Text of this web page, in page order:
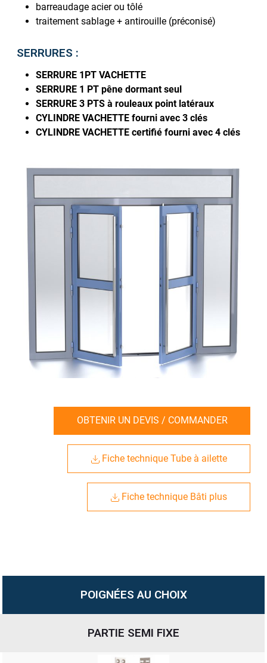
barreaudage acier ou tôlé
traitement sablage + antirouille (préconisé)
SERRURES :
SERRURE 1PT VACHETTE
SERRURE 1 PT pêne dormant seul
SERRURE 3 PTS à rouleaux point latéraux
CYLINDRE VACHETTE fourni avec 3 clés
CYLINDRE VACHETTE certifié fourni avec 4 clés
OBTENIR UN DEVIS / COMMANDER
Fiche technique Tube à ailette
Fiche technique Bâti plus
POIGNÉES AU CHOIX
PARTIE SEMI FIXE